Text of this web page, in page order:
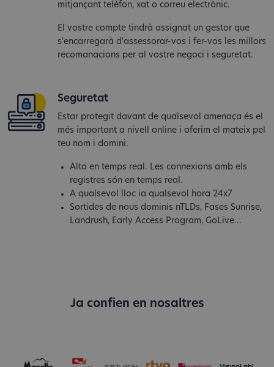
mitjançant telèfon, xat o correu electrònic.
El vostre compte tindrà assignat un gestor que
s'encarregarà d'assessorar-vos i fer-vos les millors
recomanacions per al vostre negoci i seguretat.
Seguretat
Estar protegit davant de qualsevol amenaça és el
més important a nivell online i oferim el mateix pel
teu nom i domini.
Alta en temps real. Les connexions amb els
registres són en temps real.
A qualsevol lloc ia qualsevol hora 24x7
Sortides de nous dominis nTLDs, Fases Sunrise,
Landrush, Early Access Program, GoLive...
Ja confien en nosaltres